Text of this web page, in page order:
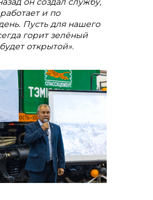
и по
Пусть для нашего
горит зелёный
открытой».